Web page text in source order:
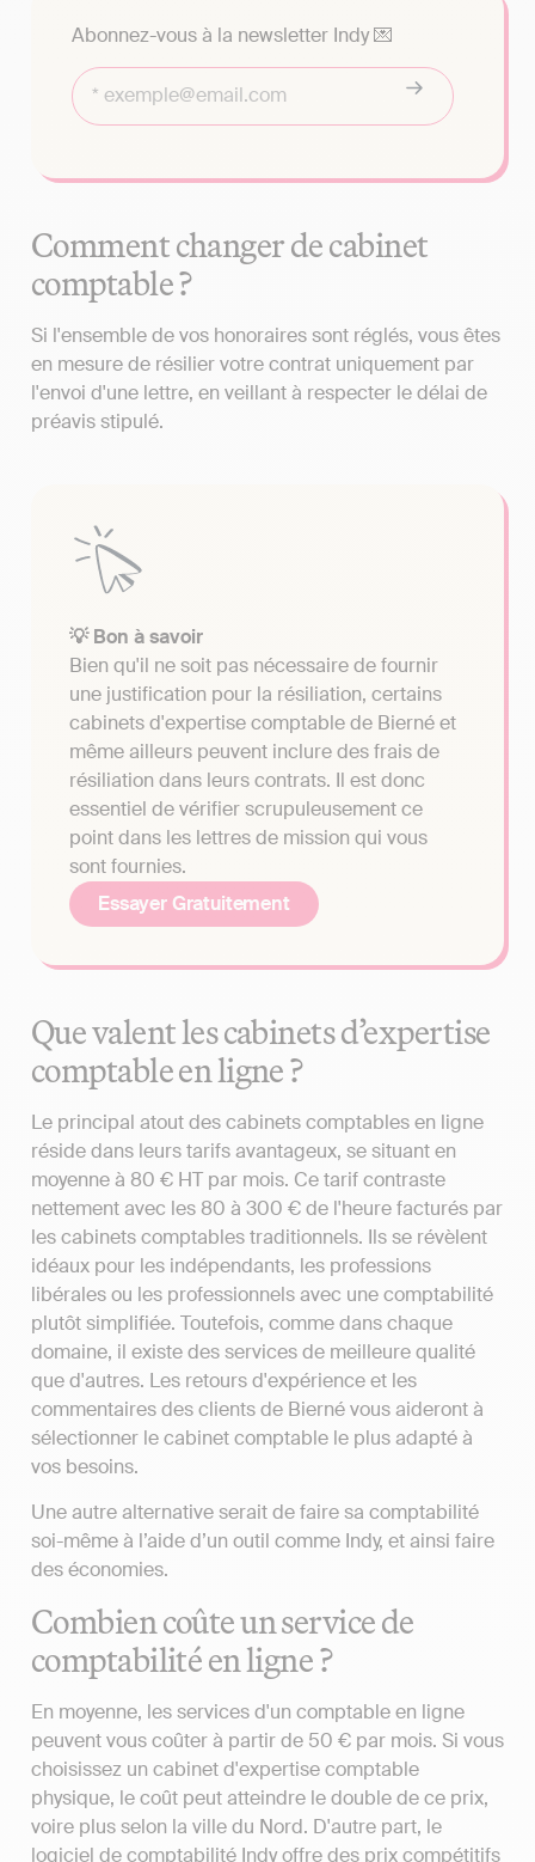
Abonnez-vous à la newsletter Indy 💌
Comment changer de cabinet
comptable ?
Si l'ensemble de vos honoraires sont réglés, vous êtes
en mesure de résilier votre contrat uniquement par
l'envoi d'une lettre, en veillant à respecter le délai de
préavis stipulé.
💡 Bon à savoir
Bien qu'il ne soit pas nécessaire de fournir
une justification pour la résiliation, certains
cabinets d'expertise comptable de Bierné et
même ailleurs peuvent inclure des frais de
résiliation dans leurs contrats. Il est donc
essentiel de vérifier scrupuleusement ce
point dans les lettres de mission qui vous
sont fournies.
Essayer Gratuitement
Que valent les cabinets d’expertise
comptable en ligne ?
Le principal atout des cabinets comptables en ligne
réside dans leurs tarifs avantageux, se situant en
moyenne à 80 € HT par mois. Ce tarif contraste
nettement avec les 80 à 300 € de l'heure facturés par
les cabinets comptables traditionnels. Ils se révèlent
idéaux pour les indépendants, les professions
libérales ou les professionnels avec une comptabilité
plutôt simplifiée. Toutefois, comme dans chaque
domaine, il existe des services de meilleure qualité
que d'autres. Les retours d'expérience et les
commentaires des clients de Bierné vous aideront à
sélectionner le cabinet comptable le plus adapté à
vos besoins.
Une autre alternative serait de faire sa comptabilité
soi-même à l’aide d’un outil comme Indy, et ainsi faire
des économies.
Combien coûte un service de
comptabilité en ligne ?
En moyenne, les services d'un comptable en ligne
peuvent vous coûter à partir de 50 € par mois. Si vous
choisissez un cabinet d'expertise comptable
physique, le coût peut atteindre le double de ce prix,
voire plus selon la ville du Nord. D'autre part, le
logiciel de comptabilité Indy offre des prix compétitifs